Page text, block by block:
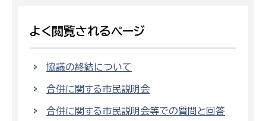
よく閲覧されるページ
協議の終結について
合併に関する市民説明会
合併に関する市民説明会等での質問と回答